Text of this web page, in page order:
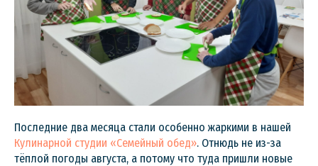
Последние два месяца стали особенно жаркими в нашей
Кулинарной студии «Семейный обед». Отнюдь не из-за
тёплой погоды августа, а потому что туда пришли новые